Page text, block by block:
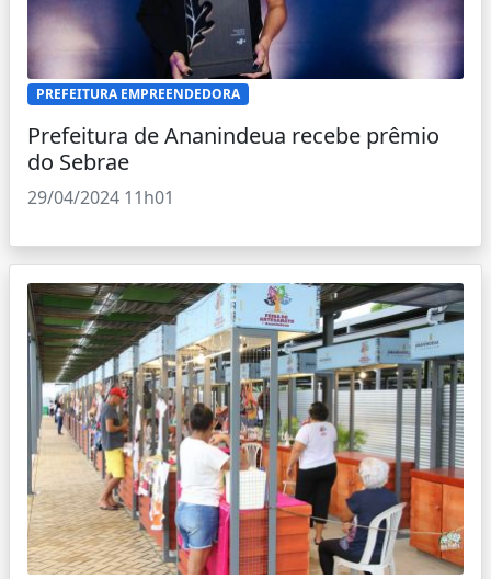
PREFEITURA EMPREENDEDORA
Prefeitura de Ananindeua recebe prêmio
do Sebrae
29/04/2024 11h01